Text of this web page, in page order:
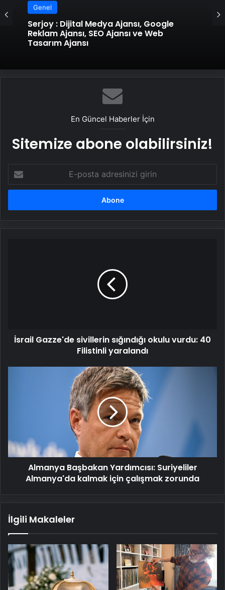
Genel
Serjoy : Dijital Medya Ajansı, Google
Reklam Ajansı, SEO Ajansı ve Web
Tasarım Ajansı
En Güncel Haberler İçin
Sitemize abone olabilirsiniz!
posta
adresinizi
İsrail Gazze'de sivillerin sığındığı okulu vurdu: 40
Filistinli yaralandı
çalışmak
zorunda
Almanya Başbakan Yardımcısı: Suriyeliler
Almanya'da kalmak için çalışmak zorunda
İlgili Makaleler